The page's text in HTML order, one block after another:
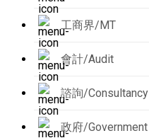
工商界/MT
會計/Audit
諮詢/Consultancy
政府/Government